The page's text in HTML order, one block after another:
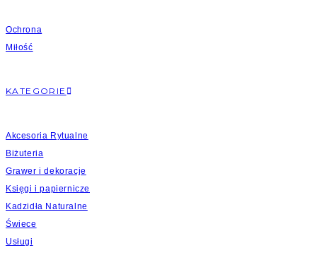
Ochrona
Miłość
KATEGORIE
Akcesoria Rytualne
Biżuteria
Grawer i dekoracje
Księgi i papiernicze
Kadzidła Naturalne
Świece
Usługi